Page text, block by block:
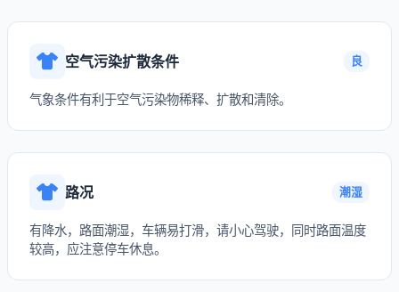
空气污染扩散条件 良
气象条件有利于空气污染物稀释、扩散和清除。
路况 潮湿
有降水，路面潮湿，车辆易打滑，请小心驾驶，同时路面温度
较高，应注意停车休息。